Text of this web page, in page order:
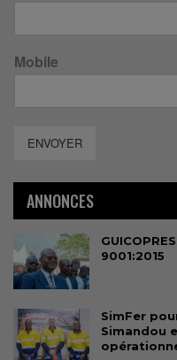
Mobile
ENVOYER
ANNONCES
9001:2015
SimFer
Simandou